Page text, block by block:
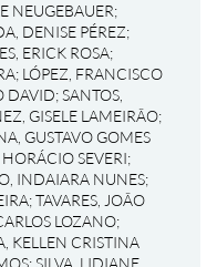
NEUGEBAUER;
DENISE PÉREZ;
ERICK ROSA;
; LÓPEZ, FRANCISCO
DAVID;SANTOS,
GISELE LAMEIRÃO;
GUSTAVO GOMES
SEVERI;
INDAIARA NUNES;
;TAVARES, JOÃO
LOZANO;
KELLEN CRISTINA
;SILVA, LIDIANE